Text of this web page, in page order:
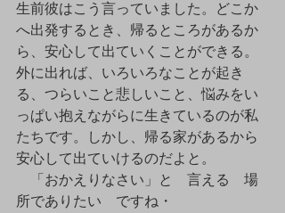
生前彼はこう言っていました。どこか
へ出発するとき、帰るところがあるか
ら、安心して出ていくことができる。
外に出れば、いろいろなことが起き
る、つらいこと悲しいこと、悩みをい
っぱい抱えながらに生きているのが私
たちです。しかし、帰る家があるから
安心して出ていけるのだよと。
「おかえりなさい」と　言える　場
所でありたい　ですね・